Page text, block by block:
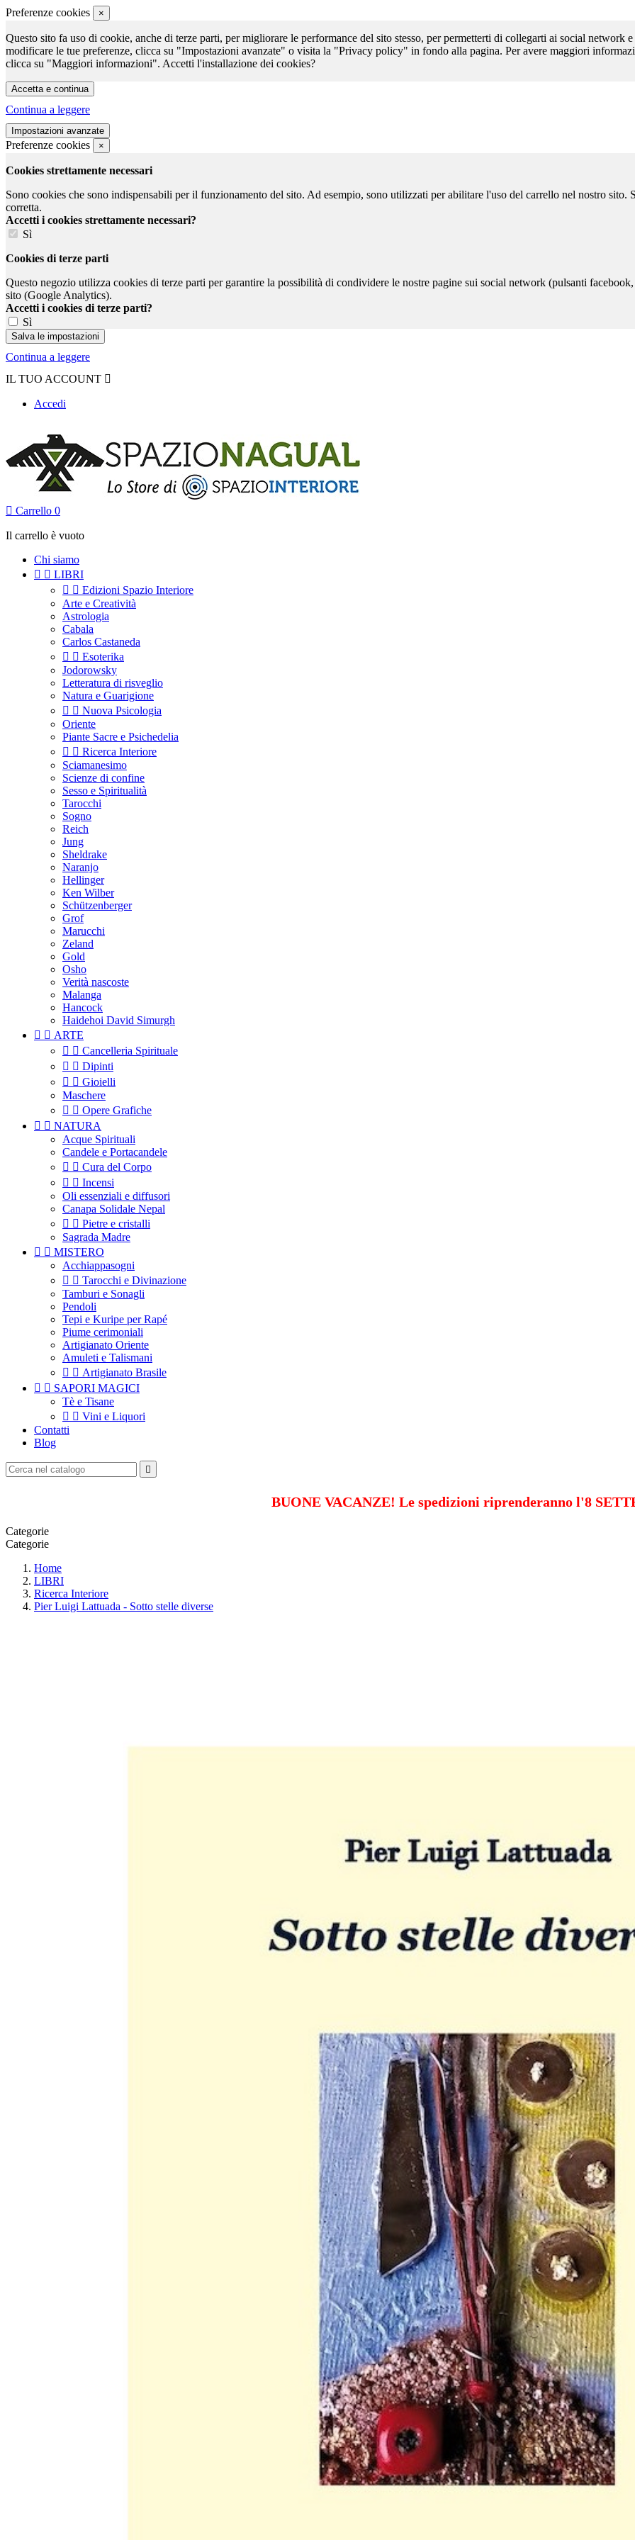
Preferenze cookies ×
Questo sito fa uso di cookie, anche di terze parti, per migliorare le performance del sito stesso, per permetterti di collegarti ai social network
modificare le tue preferenze, clicca su "Impostazioni avanzate" o visita la "Privacy policy" in fondo alla pagina. Per avere maggiori
clicca su "Maggiori informazioni". Accetti l'installazione dei cookies?
Continua a leggere
Preferenze cookies ×
Cookies strettamente necessari
Sono cookies che sono indispensabili per il funzionamento del sito. Ad esempio, sono utilizzati per abilitare l'uso del carrello nel nostro sito.
corretta.
Accetti i cookies strettamente necessari?
Sì
Cookies di terze parti
Questo negozio utilizza cookies di terze parti per garantire la possibilità di condividere le nostre pagine sui social network (pulsanti
sito (Google Analytics).
Accetti i cookies di terze parti?
Sì
Continua a leggere
IL TUO ACCOUNT 
Accedi
 Carrello 0
Il carrello è vuoto
Chi siamo
  LIBRI
  Edizioni Spazio Interiore
Arte e Creatività
Astrologia
Cabala
Carlos Castaneda
  Esoterika
Jodorowsky
Letteratura di risveglio
Natura e Guarigione
  Nuova Psicologia
Oriente
Piante Sacre e Psichedelia
  Ricerca Interiore
Sciamanesimo
Scienze di confine
Sesso e Spiritualità
Tarocchi
Sogno
Reich
Jung
Sheldrake
Naranjo
Hellinger
Ken Wilber
Schützenberger
Grof
Marucchi
Zeland
Gold
Osho
Verità nascoste
Malanga
Hancock
Haidehoi David Simurgh
  ARTE
  Cancelleria Spirituale
  Dipinti
  Gioielli
Maschere
  Opere Grafiche
  NATURA
Acque Spirituali
Candele e Portacandele
  Cura del Corpo
  Incensi
Oli essenziali e diffusori
Canapa Solidale Nepal
  Pietre e cristalli
Sagrada Madre
  MISTERO
Acchiappasogni
  Tarocchi e Divinazione
Tamburi e Sonagli
Pendoli
Tepi e Kuripe per Rapé
Piume cerimoniali
Artigianato Oriente
Amuleti e Talismani
  Artigianato Brasile
  SAPORI MAGICI
Tè e Tisane
  Vini e Liquori
Contatti
Blog

BUONE VACANZE! Le spedizioni riprenderanno l'8
Categorie
Categorie
Home
LIBRI
Ricerca Interiore
Pier Luigi Lattuada - Sotto stelle diverse